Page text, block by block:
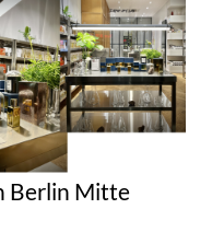
Berlin Mitte